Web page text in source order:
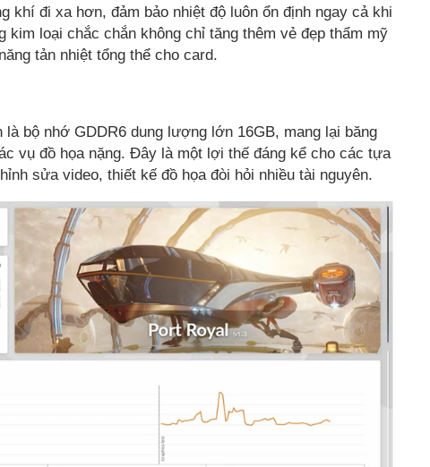
khí đi xa hơn, đảm bảo nhiệt độ luôn ổn định ngay cả khi
loại chắc chắn không chỉ tăng thêm vẻ đẹp thẩm mỹ
tản nhiệt tổng thể cho card.
bộ nhớ GDDR6 dung lượng lớn 16GB, mang lại băng
vụ đồ họa nặng. Đây là một lợi thế đáng kể cho các tựa
sửa video, thiết kế đồ họa đòi hỏi nhiều tài nguyên.